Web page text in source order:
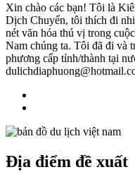
Xin chào các bạn! Tôi là
Dịch Chuyển, tôi thích đi
nét văn hóa thú vị trong
Nam chúng ta. Tôi đã đi và
phương cấp tỉnh/thành tại
Địa điểm đề xuất